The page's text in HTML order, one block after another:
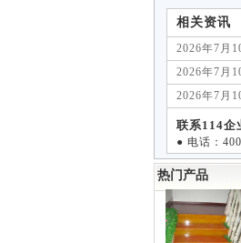
相关资讯
2026年7月
2026年7月
2026年7月
联系114企
● 电话：
热门产品